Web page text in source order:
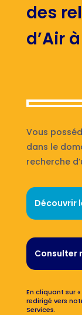
des
d’Air
Vous
dans le
recherche
Découvrir
Consulter
En cliquant sur
redirigé vers
Services.